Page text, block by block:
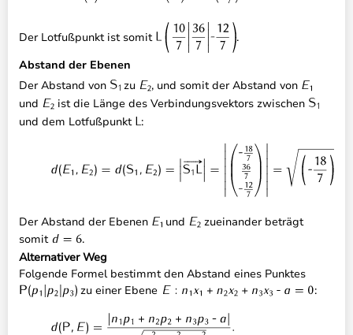
Der Lotfußpunkt ist somit
.
Abstand der Ebenen
Der Abstand von
zu
, und somit der Abstand von
und
ist die Länge des Verbindungsvektors zwischen
und dem Lotfußpunkt
:
Der Abstand der Ebenen und
zueinander beträgt
somit
.
Alternativer Weg
Folgende Formel bestimmt den Abstand eines Punktes
zu einer Ebene
: